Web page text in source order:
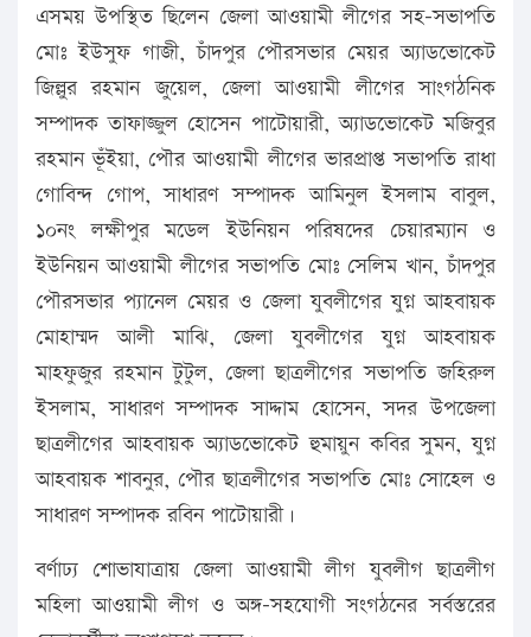
এসময় উপস্থিত ছিলেন জেলা আওয়ামী লীগের সহ-সভাপতি
মোঃ ইউসুফ গাজী, চাঁদপুর পৌরসভার মেয়র অ্যাডভোকেট
জিল্লুর রহমান জুয়েল, জেলা আওয়ামী লীগের সাংগঠনিক
সম্পাদক তাফাজ্জুল হোসেন পাটোয়ারী, অ্যাডভোকেট মজিবুর
রহমান ভূঁইয়া, পৌর আওয়ামী লীগের ভারপ্রাপ্ত সভাপতি রাধা
গোবিন্দ গোপ, সাধারণ সম্পাদক আমিনুল ইসলাম বাবুল,
১০নং লক্ষীপুর মডেল ইউনিয়ন পরিষদের চেয়ারম্যান ও
ইউনিয়ন আওয়ামী লীগের সভাপতি মোঃ সেলিম খান, চাঁদপুর
পৌরসভার প্যানেল মেয়র ও জেলা যুবলীগের যুগ্ন আহবায়ক
মোহাম্মদ আলী মাঝি, জেলা যুবলীগের যুগ্ন আহবায়ক
মাহফুজুর রহমান টুটুল, জেলা ছাত্রলীগের সভাপতি জহিরুল
ইসলাম, সাধারণ সম্পাদক সাদ্দাম হোসেন, সদর উপজেলা
ছাত্রলীগের আহবায়ক অ্যাডভোকেট হুমায়ুন কবির সুমন, যুগ্ন
আহবায়ক শাবনুর, পৌর ছাত্রলীগের সভাপতি মোঃ সোহেল ও
সাধারণ সম্পাদক রবিন পাটোয়ারী।
বর্ণাঢ্য শোভাযাত্রায় জেলা আওয়ামী লীগ যুবলীগ ছাত্রলীগ
মহিলা আওয়ামী লীগ ও অঙ্গ-সহযোগী সংগঠনের সর্বস্তরের